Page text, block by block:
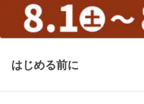
はじめる前に